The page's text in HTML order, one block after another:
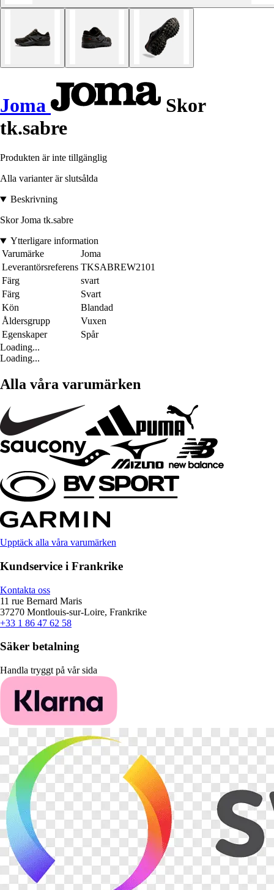
Joma
Skor
tk.sabre
Produkten är inte tillgänglig
Alla varianter är slutsålda
Beskrivning
Skor Joma tk.sabre
Ytterligare information
Varumärke
Joma
Leverantörsreferens TKSABREW2101
Färg
svart
Färg
Svart
Kön
Blandad
Åldersgrupp
Vuxen
Egenskaper
Spår
Loading...
Loading...
Alla våra varumärken
Upptäck alla våra varumärken
Kundservice i Frankrike
Kontakta oss
11 rue Bernard Maris
37270 Montlouis-sur-Loire, Frankrike
+33 1 86 47 62 58
Säker betalning
Handla tryggt på vår sida